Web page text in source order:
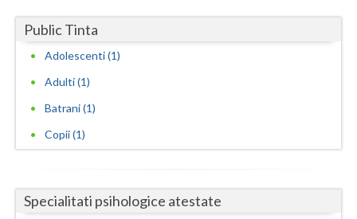
Hunedoara
Ilfov
Mehedinti
Public Tinta
Adolescenti (1)
Adulti (1)
Batrani (1)
Copii (1)
Specialitati psihologice atestate